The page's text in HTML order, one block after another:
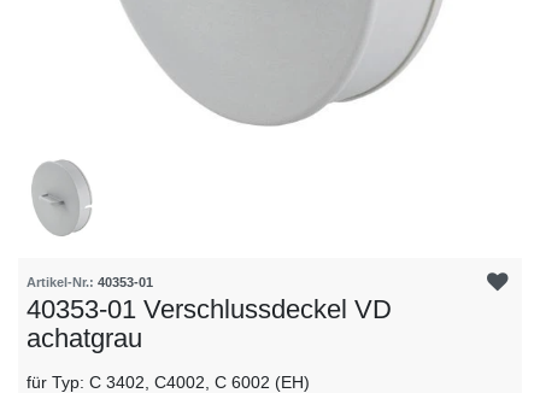
Artikel-Nr.: 40353-01
40353-01 Verschlussdeckel VD
achatgrau
für Typ: C 3402, C4002, C 6002 (EH)